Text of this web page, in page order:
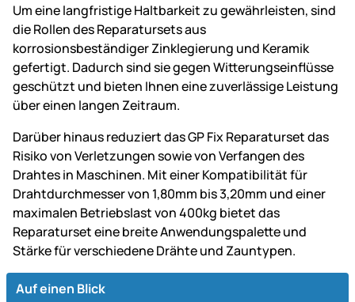
Um eine langfristige Haltbarkeit zu gewährleisten, sind
die Rollen des Reparatursets aus
korrosionsbeständiger Zinklegierung und Keramik
gefertigt. Dadurch sind sie gegen Witterungseinflüsse
geschützt und bieten Ihnen eine zuverlässige Leistung
über einen langen Zeitraum.
Darüber hinaus reduziert das GP Fix Reparaturset das
Risiko von Verletzungen sowie von Verfangen des
Drahtes in Maschinen. Mit einer Kompatibilität für
Drahtdurchmesser von 1,80mm bis 3,20mm und einer
maximalen Betriebslast von 400kg bietet das
Reparaturset eine breite Anwendungspalette und
Stärke für verschiedene Drähte und Zauntypen.
Auf einen Blick